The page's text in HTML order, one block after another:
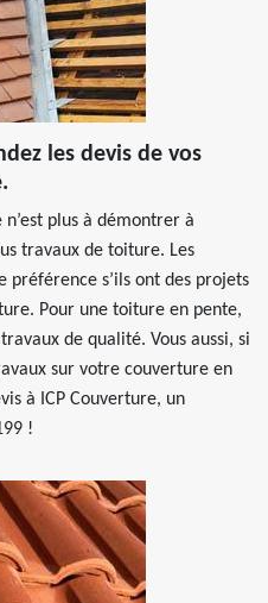
les devis de vos
plus à démontrer à
travaux de toiture. Les
préférence s’ils ont des projets
Pour une toiture en pente,
de qualité. Vous aussi, si
sur votre couverture en
à ICP Couverture, un
!